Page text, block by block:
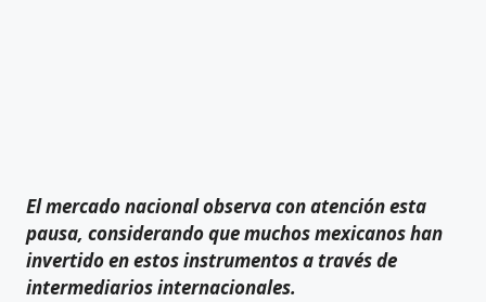
El mercado nacional observa con atención esta
pausa, considerando que muchos mexicanos han
invertido en estos instrumentos a través de
intermediarios internacionales.